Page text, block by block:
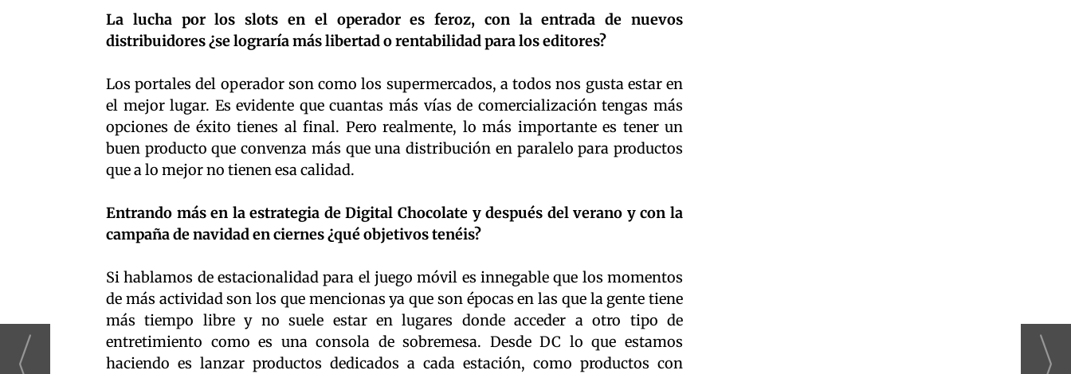
La lucha por los slots en el operador es feroz, con la entrada de nuevos
distribuidores ¿se lograría más libertad o rentabilidad para los editores?
Los portales del operador son como los supermercados, a todos nos gusta estar en
el mejor lugar. Es evidente que cuantas más vías de comercialización tengas más
opciones de éxito tienes al final. Pero realmente, lo más importante es tener un
buen producto que convenza más que una distribución en paralelo para productos
que a lo mejor no tienen esa calidad.
Entrando más en la estrategia de Digital Chocolate y después del verano y con la
campaña de navidad en ciernes ¿qué objetivos tenéis?
Si hablamos de estacionalidad para el juego móvil es innegable que los momentos
de más actividad son los que mencionas ya que son épocas en las que la gente tiene
más tiempo libre y no suele estar en lugares donde acceder a otro tipo de
entretimiento como es una consola de sobremesa. Desde DC lo que estamos
haciendo es lanzar productos dedicados a cada estación, como productos con